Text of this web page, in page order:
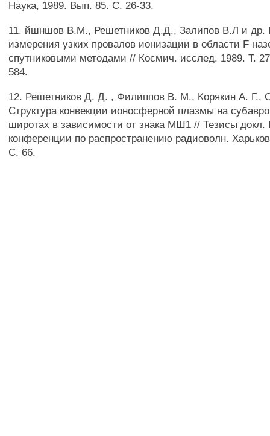
Наука, 1989. Вып. 85. С. 26-33.
11. йшншов В.М., Решетников Д.Д., Залипов В.Л и др.
измерения узких провалов ионизации в области F
спутниковыми методами // Космич. исслед. 1989. Т.
584.
12. Решетников Д. Д. , Филиппов В. М., Корякин А. Г.,
Структура конвекции ионосферной плазмы на
широтах в зависимости от знака МШ1 // Тезисы докл.
конференции по распространению радиоволн.
С. 66.